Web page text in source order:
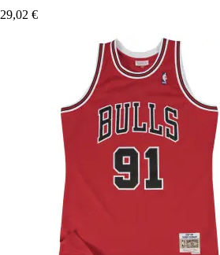
29,02 €